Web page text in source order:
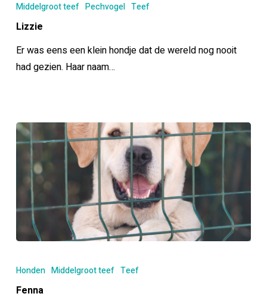
Middelgroot teef Pechvogel Teef
Lizzie
Er was eens een klein hondje dat de wereld nog nooit
had gezien. Haar naam…
Honden Middelgroot teef Teef
Fenna